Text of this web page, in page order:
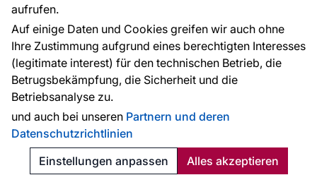
aufrufen.
Auf einige Daten und Cookies greifen wir auch ohne
Ihre Zustimmung aufgrund eines berechtigten Interesses
(legitimate interest) für den technischen Betrieb, die
Betrugsbekämpfung, die Sicherheit und die
Betriebsanalyse zu.
und auch bei unseren Partnern und deren
Datenschutzrichtlinien
Einstellungen anpassen
Alles akzeptieren
Zahlungsarten:
Die Zahlungen werden geleistet von:
© 2010 - 2026 Tapeteneshop
Created:
Reklalink s.r.o.
Schutz personenbezogener Daten